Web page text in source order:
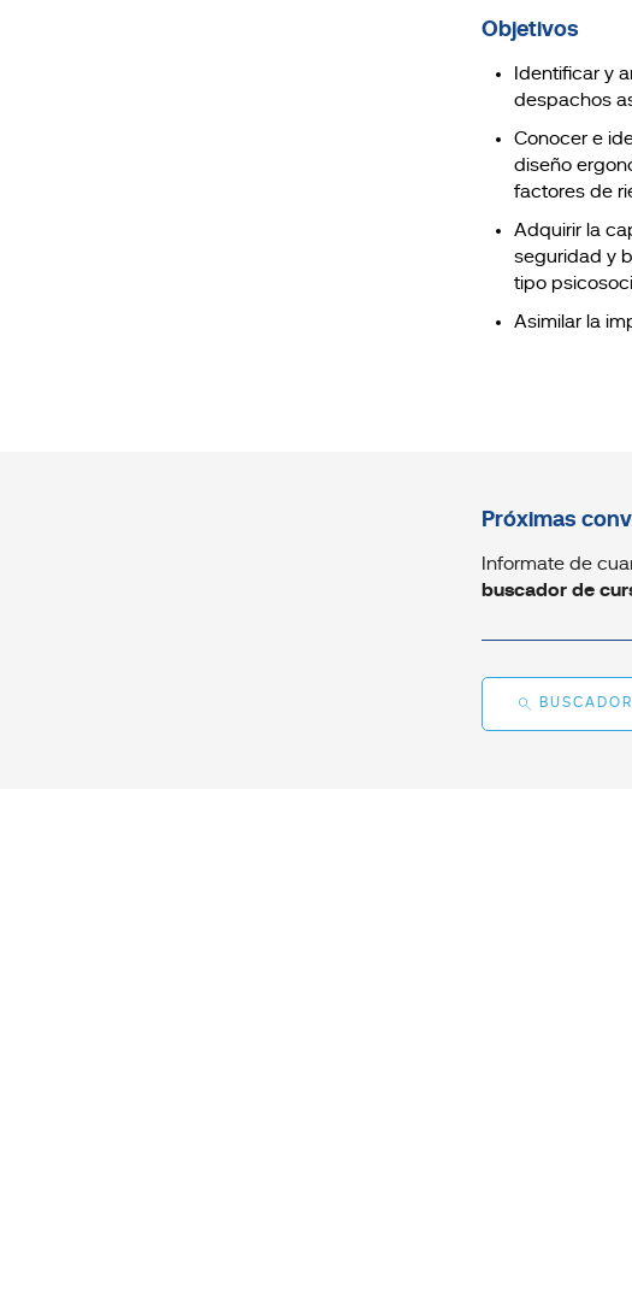
Objetivos
Identificar y
despachos
Conocer e
diseño
factores de
Adquirir la
seguridad y
tipo
Asimilar la
Próximas
Informate de
buscador de